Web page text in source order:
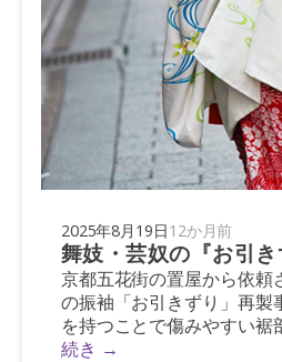
2025年8月19日12か月前
舞妓・芸奴の『お引
京都五花街の置屋から依頼
の振袖「お引きずり」再製
を持つことで傷みやすい裾
し、その上から専門職人が
続き →